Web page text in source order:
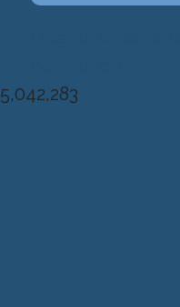
5,042,283